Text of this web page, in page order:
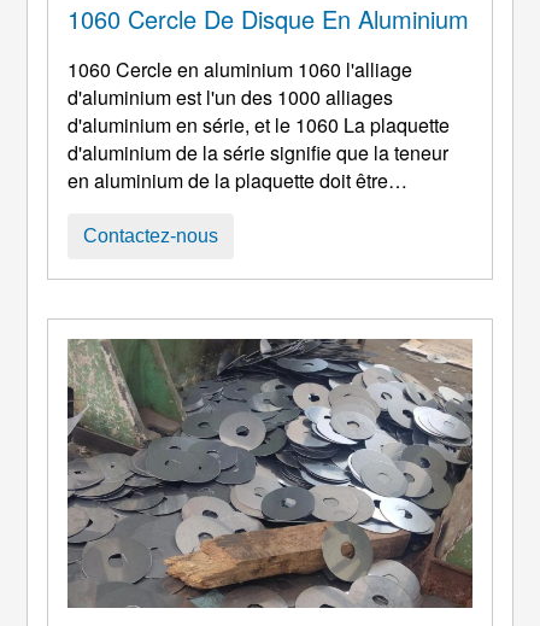
1060 Cercle De Disque En Aluminium
1060 Cercle en aluminium 1060 l'alliage
d'aluminium est l'un des 1000 alliages
d'aluminium en série, et le 1060 La plaquette
d'aluminium de la série signifie que la teneur
en aluminium de la plaquette doit être
circulaire en aluminium est l'un des produits de
est appelé disque en aluminium, gâteau en
aluminium, bites en aluminium, plaque ronde
en aluminium, disque en aluminium, et alu ...
Contactez-nous